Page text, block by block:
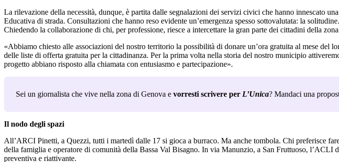
La rilevazione della necessità, dunque, è partita dalle segnalazioni dei servizi civici che hanno innescato
Educativa di strada. Consultazioni che hanno reso evidente un’emergenza spesso sottovalutata: la
Chiedendo la collaborazione di chi, per professione, riesce a intercettare la gran parte dei cittadini della
«Abbiamo chiesto alle associazioni del nostro territorio la possibilità di donare un’ora gratuita al mese
delle liste di offerta gratuita per la cittadinanza. Per la prima volta nella storia del nostro municipio
progetto abbiano risposto alla chiamata con entusiasmo e partecipazione».
Sei un giornalista che vive nella zona di Genova e vorresti scrivere per L’Unica? Mandaci una
Il nodo degli spazi
All’ARCI Pinetti, a Quezzi, tutti i martedì dalle 17 si gioca a burraco. Ma anche tombola. Chi preferisce
della famiglia e operatore di comunità della Bassa Val Bisagno. In via Manunzio, a San Fruttuoso, l’ACLI
preventiva e riattivante.